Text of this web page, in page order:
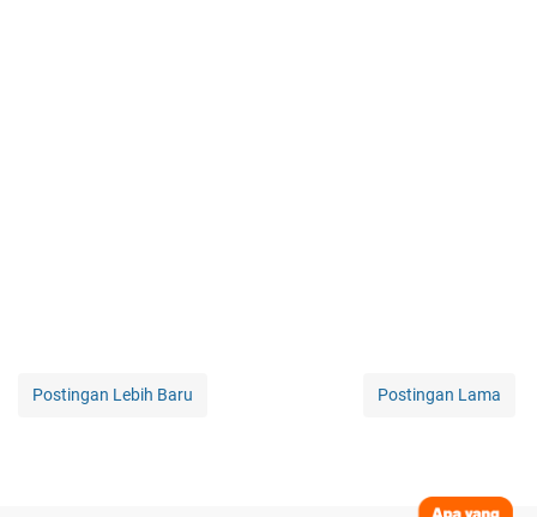
Postingan Lebih Baru Postingan Lama